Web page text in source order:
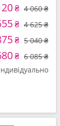
₴ 4 060 ₴
₴ 4 625 ₴
₴ 5 040 ₴
₴ 6 085 ₴